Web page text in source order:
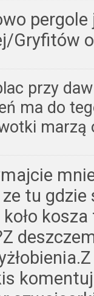
Gryfitów
przy
ma do
tu